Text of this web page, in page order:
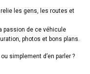
les gens, les routes et
passion de ce véhicule
photos et bons plans.
simplement d’en parler ?